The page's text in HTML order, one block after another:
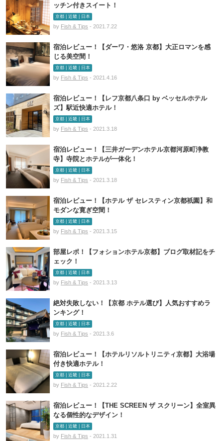
ッチン付きスイート！
京都 | 近畿 | 日本
by Fish & Tips - 2021.7.22
宿泊レビュー！【ダーワ・悠洛 京都】大正ロマンを感
じる美空間！
京都 | 近畿 | 日本
by Fish & Tips - 2021.4.16
宿泊レビュー！【レフ京都八条口 by ベッセルホテル
ズ】駅近快適ホテル！
京都 | 近畿 | 日本
by Fish & Tips - 2021.3.18
宿泊レビュー！【三井ガーデンホテル京都河原町浄教
寺】寺院とホテルが一体化！
京都 | 近畿 | 日本
by Fish & Tips - 2021.3.18
宿泊レビュー！【ホテル ザ セレスティン京都祇園】和
モダンな寛ぎ空間！
京都 | 近畿 | 日本
by Fish & Tips - 2021.3.15
部屋レポ！【フォションホテル京都】ブログ取材記をチ
ェック！
京都 | 近畿 | 日本
by Fish & Tips - 2021.3.13
絶対失敗しない！【京都 ホテル選び】人気おすすめラ
ンキング！
京都 | 近畿 | 日本
by Fish & Tips - 2021.3.6
宿泊レビュー！【ホテルリソルトリニティ京都】大浴場
付き快適ホテル！
京都 | 近畿 | 日本
by Fish & Tips - 2021.2.22
宿泊レビュー！【THE SCREEN ザ スクリーン】全室異
なる個性的なデザイン！
京都 | 近畿 | 日本
by Fish & Tips - 2021.1.31